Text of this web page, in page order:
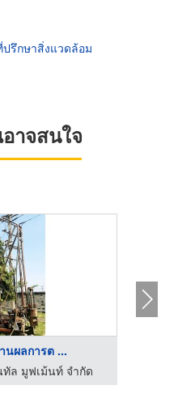
รึกษาสิ่งแวดล้อม
าจสนใจ
นผลการต ...
ทัล มูฟเม้นท์ จำกัด